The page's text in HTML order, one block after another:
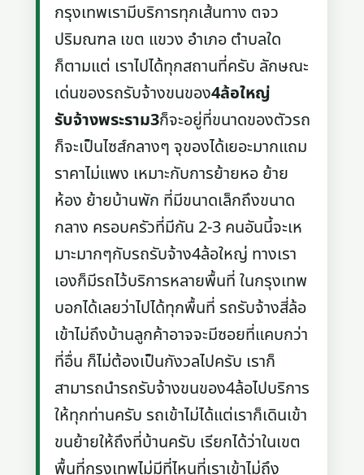
กรุงเทพเรามีบริการทุกเส้นทาง ตจว
ปริมณฑล เขต แขวง อำเภอ ตำบลใด
ก็ตามแต่ เราไปได้ทุกสถานที่ครับ ลักษณะ
เด่นของรถรับจ้างขนของ4ล้อใหญ่
รับจ้างพระราม3ก็จะอยู่ที่ขนาดของตัวรถ
ก็จะเป็นไซส์กลางๆ จุของได้เยอะมากแถม
ราคาไม่แพง เหมาะกับการย้ายหอ ย้าย
ห้อง ย้ายบ้านพัก ที่มีขนาดเล็กถึงขนาด
กลาง ครอบครัวที่มีกัน 2-3 คนอันนี้จะเห
มาะมากๆกับรถรับจ้าง4ล้อใหญ่ ทางเรา
เองก็มีรถไว้บริการหลายพื้นที่ ในกรุงเทพ
บอกได้เลยว่าไปได้ทุกพื้นที่ รถรับจ้างสี่ล้อ
เข้าไม่ถึงบ้านลูกค้าอาจจะมีซอยที่แคบกว่า
ที่อื่น ก็ไม่ต้องเป็นกังวลไปครับ เราก็
สามารถนำรถรับจ้างขนของ4ล้อไปบริการ
ให้ทุกท่านครับ รถเข้าไม่ได้แต่เราก็เดินเข้า
ขนย้ายให้ถึงที่บ้านครับ เรียกได้ว่าในเขต
พื้นที่กรุงเทพไม่มีที่ไหนที่เราเข้าไม่ถึง